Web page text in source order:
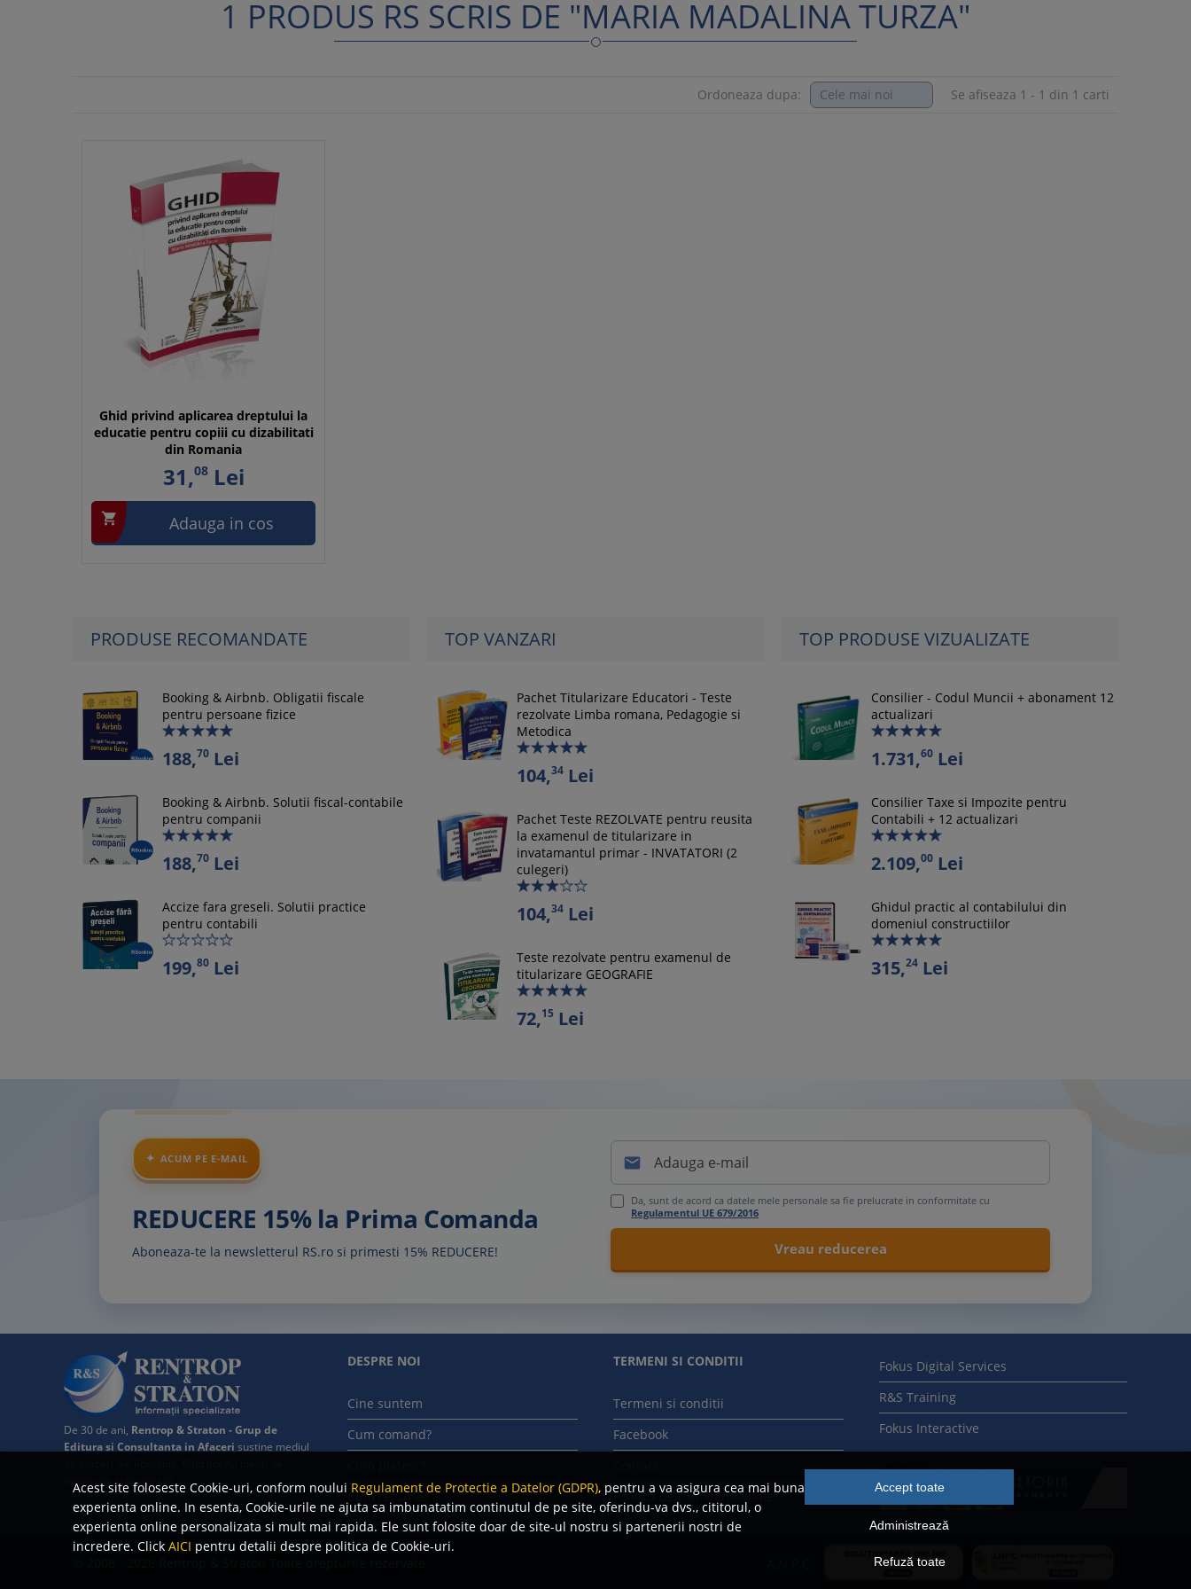
Acest site foloseste Cookie-uri, conform noului Regulament de Protectie a Datelor (GDPR), pentru a va asigura cea mai buna
experienta online. In esenta, Cookie-urile ne ajuta sa imbunatatim continutul de pe site, oferindu-va dvs., cititorul, o
experienta online personalizata si mult mai rapida. Ele sunt folosite doar de site-ul nostru si partenerii nostri de
incredere. Click AICI pentru detalii despre politica de Cookie-uri.
Accept toate
Administrează
Refuză toate
1 PRODUS RS SCRIS DE "MARIA MADALINA TURZA"
Ordoneaza dupa: Se afiseaza 1 - 1 din 1 carti
Ghid privind aplicarea dreptului la
educatie pentru copiii cu dizabilitati
din Romania
31,08Lei
 Adauga in cos
PRODUSE RECOMANDATE
Booking & Airbnb. Obligatii fiscale
pentru persoane fizice
188,70 Lei
Booking & Airbnb. Solutii fiscal-contabile
pentru companii
188,70 Lei
Accize fara greseli. Solutii practice
pentru contabili
199,80 Lei
TOP VANZARI
Pachet Titularizare Educatori - Teste
rezolvate Limba romana, Pedagogie si
Metodica
104,34Lei
Pachet Teste REZOLVATE pentru reusita
la examenul de titularizare in
invatamantul primar - INVATATORI (2
culegeri)
104,34Lei
Teste rezolvate pentru examenul de
titularizare GEOGRAFIE
72,15Lei
TOP PRODUSE VIZUALIZATE
Consilier - Codul Muncii + abonament 12
actualizari
1.731,60Lei
Consilier Taxe si Impozite pentru
Contabili + 12 actualizari
2.109,00Lei
Ghidul practic al contabilului din
domeniul constructiilor
315,24Lei
ACUM PE E-MAIL
REDUCERE 15% la Prima Comanda
Aboneaza-te la newsletterul RS.ro si primesti 15% REDUCERE!

Da, sunt de acord ca datele mele personale sa fie prelucrate in conformitate cu
Regulamentul UE 679/2016
De 30 de ani, Rentrop & Straton - Grup de
Editura si Consultanta in Afaceri sustine mediul
informatii specializate.
DESPRE NOI
Cine suntem
Cum comand?
Cum returnez
TERMENI SI CONDITII
Termeni si conditii
Facebook
Politica de confidentialitate
Fokus Digital Services
R&S Training
Fokus Interactive